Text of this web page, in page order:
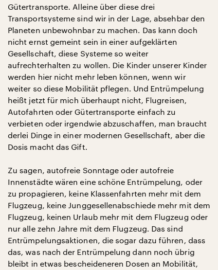
Gütertransporte. Alleine über diese drei
Transportsysteme sind wir in der Lage, absehbar den
Planeten unbewohnbar zu machen. Das kann doch
nicht ernst gemeint sein in einer aufgeklärten
Gesellschaft, diese Systeme so weiter
aufrechterhalten zu wollen. Die Kinder unserer Kinder
werden hier nicht mehr leben können, wenn wir
weiter so diese Mobilität pflegen. Und Entrümpelung
heißt jetzt für mich überhaupt nicht, Flugreisen,
Autofahrten oder Gütertransporte einfach zu
verbieten oder irgendwie abzuschaffen, man braucht
derlei Dinge in einer modernen Gesellschaft, aber die
Dosis macht das Gift.
Zu sagen, autofreie Sonntage oder autofreie
Innenstädte wären eine schöne Entrümpelung, oder
zu propagieren, keine Klassenfahrten mehr mit dem
Flugzeug, keine Junggesellenabschiede mehr mit dem
Flugzeug, keinen Urlaub mehr mit dem Flugzeug oder
nur alle zehn Jahre mit dem Flugzeug. Das sind
Entrümpelungsaktionen, die sogar dazu führen, dass
das, was nach der Entrümpelung dann noch übrig
bleibt in etwas bescheideneren Dosen an Mobilität,